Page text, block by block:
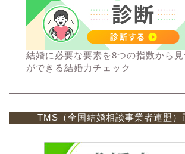
結婚に必要な要素を8つの指数から見
ができる結婚力チェック
TMS（全国結婚相談事業者連盟）